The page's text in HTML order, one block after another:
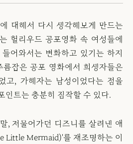
대해서 다시 생각해보게 만드는
헐리우드 공포영화 속 여성들에
어와서는 변화하고 있기는 하지
잡은 공포 영화에서 희생자들은
고, 가해자는 남성이었다는 점을
인트는 충분히 짐작할 수 있다.
, 저물어가던 디즈니를 살려낸 애
Little Mermaid)'를 재조명하는 이